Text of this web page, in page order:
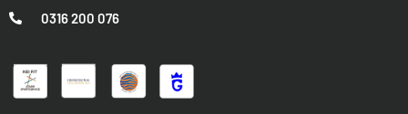
0316 200 076